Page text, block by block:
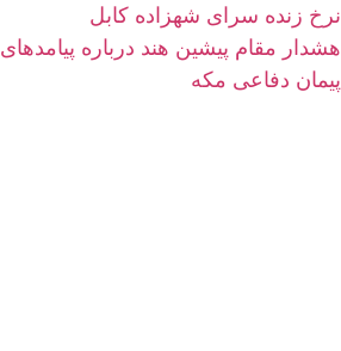
نرخ زنده سرای شهزاده کابل
هشدار مقام پیشین هند درباره پیامدهای
پیمان دفاعی مکه